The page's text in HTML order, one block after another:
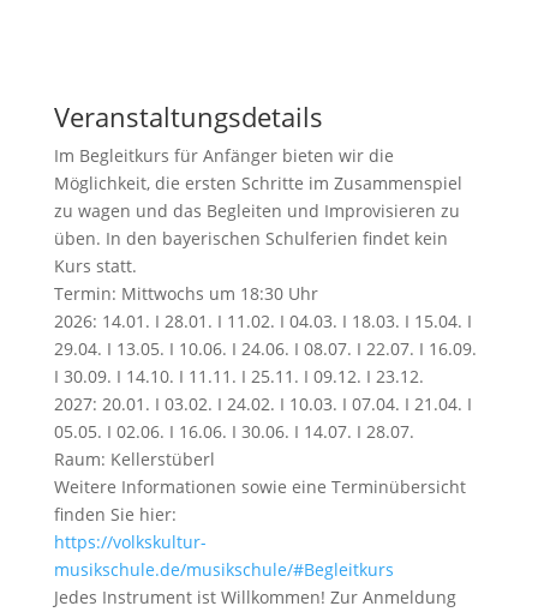
Veranstaltungsdetails
Im Begleitkurs für Anfänger bieten wir die
Möglichkeit, die ersten Schritte im Zusammenspiel
zu wagen und das Begleiten und Improvisieren zu
üben. In den bayerischen Schulferien findet kein
Kurs statt.
Termin: Mittwochs um 18:30 Uhr
2026: 14.01. I 28.01. I 11.02. I 04.03. I 18.03. I 15.04. I
29.04. I 13.05. I 10.06. I 24.06. I 08.07. I 22.07. I 16.09.
I 30.09. I 14.10. I 11.11. I 25.11. I 09.12. I 23.12.
2027: 20.01. I 03.02. I 24.02. I 10.03. I 07.04. I 21.04. I
05.05. I 02.06. I 16.06. I 30.06. I 14.07. I 28.07.
Raum: Kellerstüberl
Weitere Informationen sowie eine Terminübersicht
finden Sie hier:
https://volkskultur-
musikschule.de/musikschule/#Begleitkurs
Jedes Instrument ist Willkommen! Zur Anmeldung